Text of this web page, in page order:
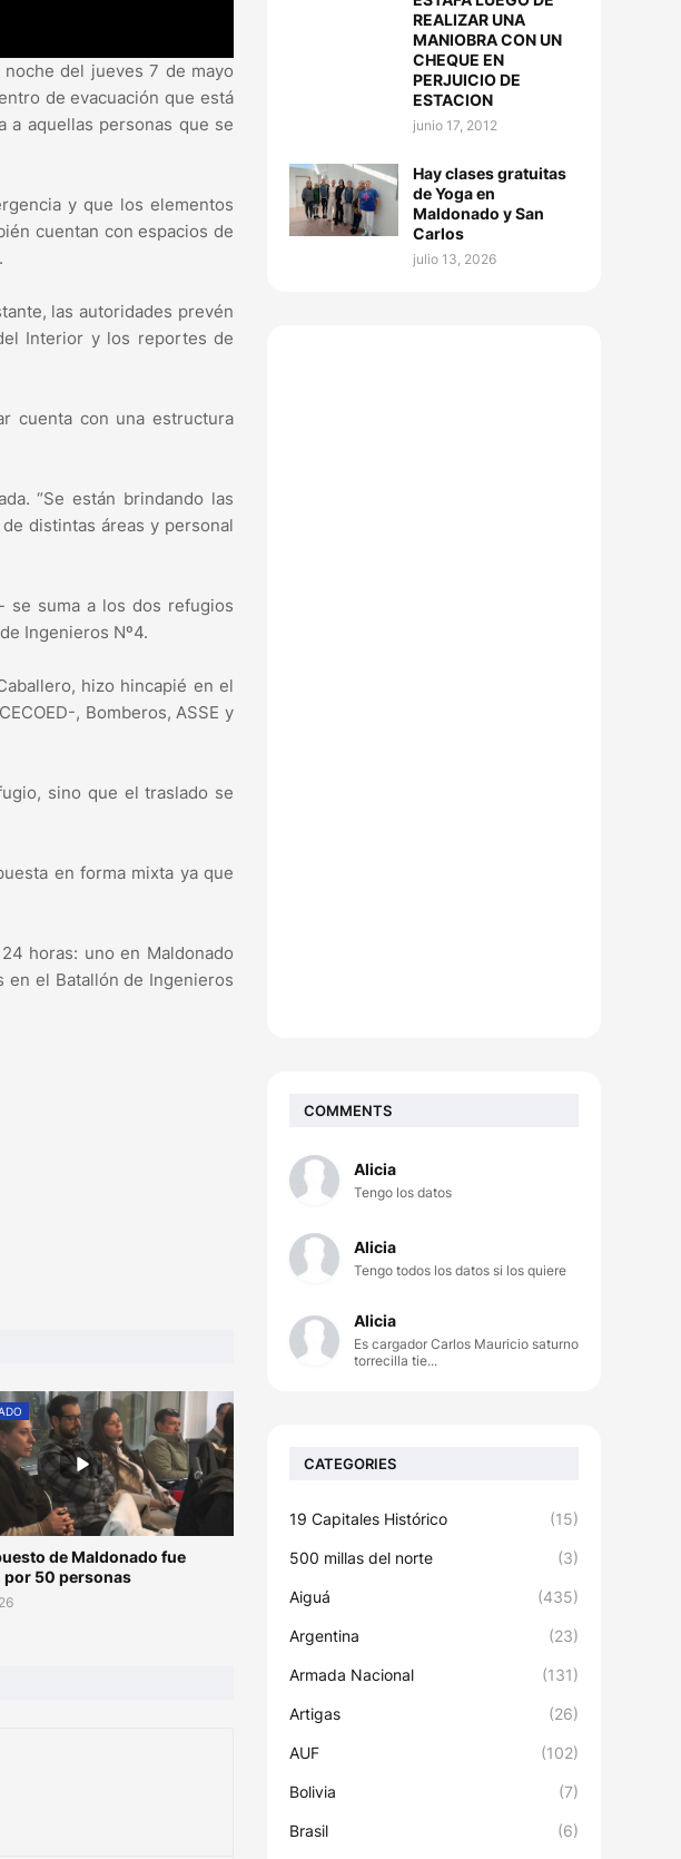
del jueves 7 de mayo
de evacuación que está
a aquellas personas que se
y que los elementos
cuentan con espacios de
las autoridades prevén
Interior y los reportes de
cuenta con una estructura
“Se están brindando las
distintas áreas y personal
se suma a los dos refugios
Ingenieros Nº4.
hizo hincapié en el
, Bomberos, ASSE y
sino que el traslado se
en forma mixta ya que
horas: uno en Maldonado
en el Batallón de Ingenieros
de Maldonado fue
por 50 personas
REALIZAR UNA
MANIOBRA CON UN
CHEQUE EN
PERJUICIO DE
ESTACION
junio 17, 2012
Hay clases gratuitas
de Yoga en
Maldonado y San
Carlos
julio 13, 2026
COMMENTS
Alicia
Tengo los datos
Alicia
Tengo todos los datos si los quiere
Alicia
Es cargador Carlos Mauricio saturno
torrecilla tie...
CATEGORIES
19 Capitales Histórico (15)
500 millas del norte (3)
Aiguá (435)
Argentina (23)
Armada Nacional (131)
Artigas (26)
AUF (102)
Bolivia (7)
Brasil (6)